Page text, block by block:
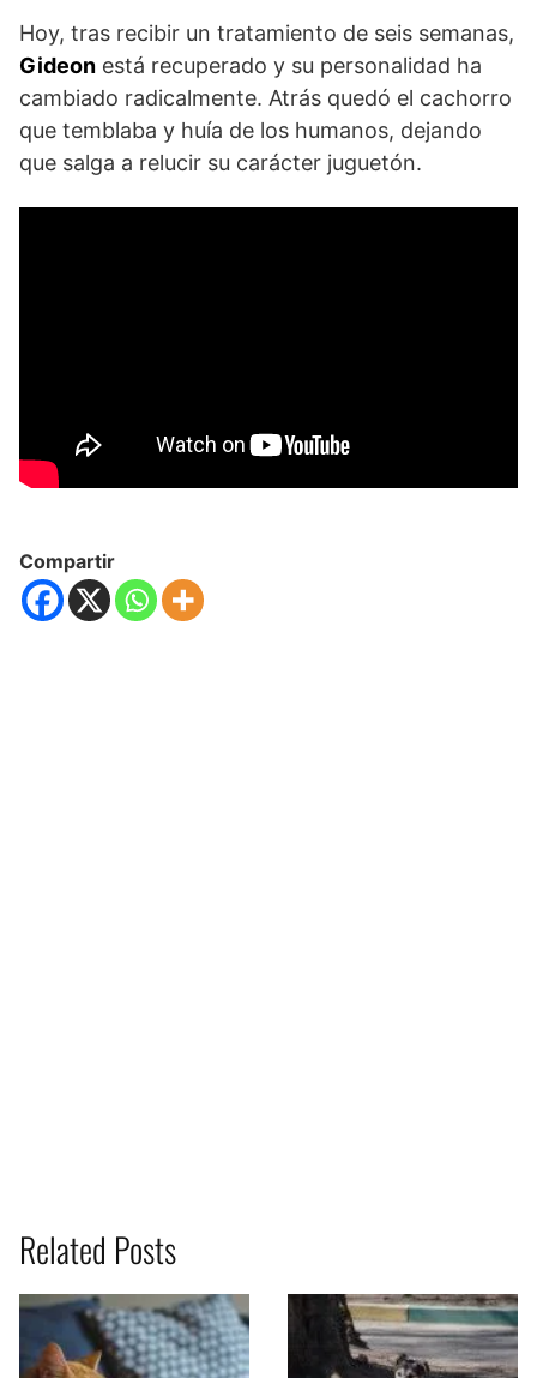
Hoy, tras recibir un tratamiento de seis semanas,
Gideon está recuperado y su personalidad ha
cambiado radicalmente. Atrás quedó el cachorro
que temblaba y huía de los humanos, dejando
que salga a relucir su carácter juguetón.
Compartir
Related Posts